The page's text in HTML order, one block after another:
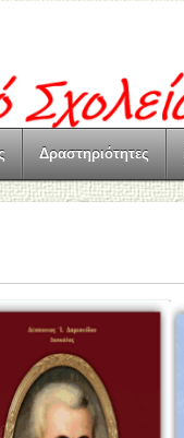
Δραστηριότητες